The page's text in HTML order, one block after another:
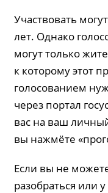
Участвовать
лет. Однако
могут только
к которому этот
голосованием
через портал
вас на ваш
вы нажмёте
Если вы не
разобраться или